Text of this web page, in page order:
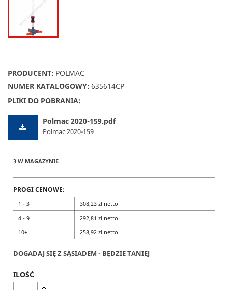
PRODUCENT: POLMAC
NUMER KATALOGOWY: 635614CP
PLIKI DO POBRANIA:
Polmac 2020-159.pdf
Polmac 2020-159
3 W MAGAZYNIE
PROGI CENOWE:
1 - 3
308,23 zł netto
4 - 9
292,81 zł netto
10+
258,92 zł netto
DOGADAJ SIĘ Z SĄSIADEM - BĘDZIE TANIEJ
ILOŚĆ